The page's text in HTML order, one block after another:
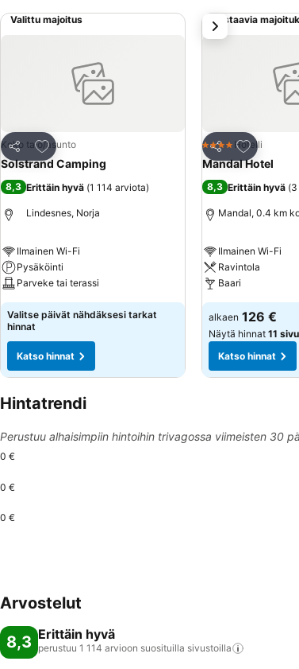
Valittu majoitus
Jaa
Lisää suosikkeihin
Koko talo/asunto
Solstrand Camping
8,3 Erittäin hyvä (1 114 arviota)
Lindesnes, Norja
Ilmainen Wi-Fi
Pysäköinti
Parveke tai terassi
Valitse päivät nähdäksesi tarkat
hinnat
Katso hinnat
Vastaavia
Jaa
Lisää
4 Tähtiluokitus
Hotelli
Mandal Hotel
8,3 Erittäin hyvä (
Mandal, 0.4 km
Ilmainen Wi-Fi
Ravintola
Baari
alkaen 126 €
Näytä hinnat 11
Katso hinnat
seuraava
Hintatrendi
Perustuu alhaisimpiin hintoihin trivagossa viimeisten 30
0 €
0 €
0 €
Arvostelut
8,3 Erittäin hyvä
perustuu 1 114 arvioon suosituilla sivustoilla